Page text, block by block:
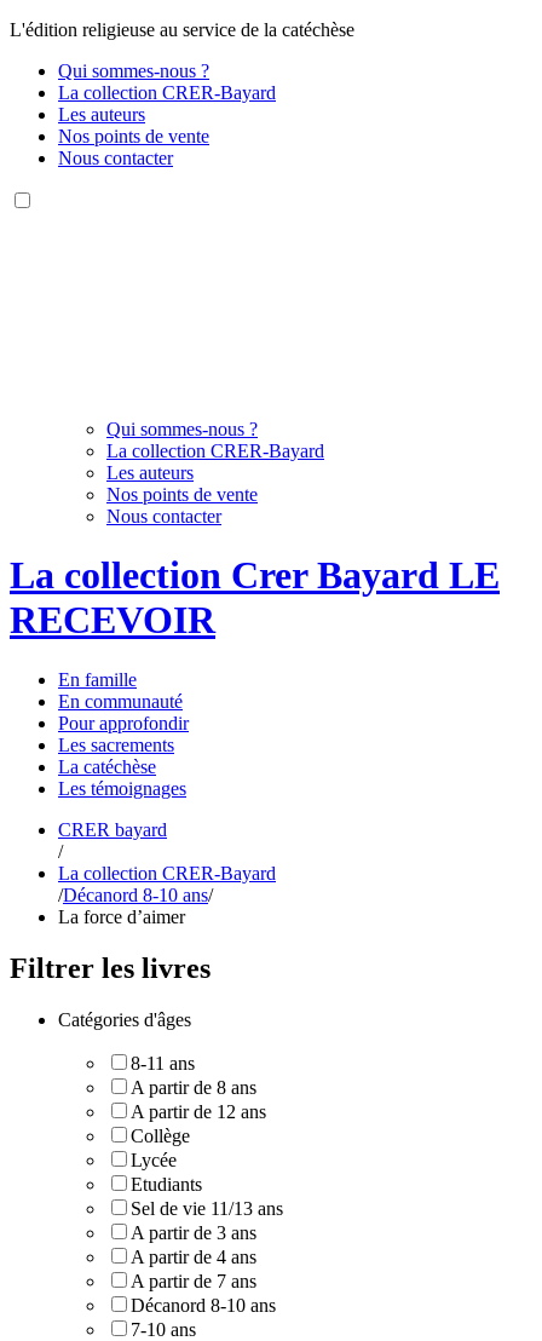
L'édition religieuse au service de la catéchèse
Qui sommes-nous ?
La collection CRER-Bayard
Les auteurs
Nos points de vente
Nous contacter
Qui sommes-nous ?
La collection CRER-Bayard
Les auteurs
Nos points de vente
Nous contacter
La collection Crer Bayard LE
RECEVOIR
En famille
En communauté
Pourapprofondir
Les sacrements
La catéchèse
Les témoignages
CRER bayard
/
La collection CRER-Bayard
/Décanord 8-10 ans/
La force d’aimer
Filtrer les livres
Catégories d'âges
8-11 ans
A partir de 8 ans
A partir de 12 ans
Collège
Lycée
Etudiants
Sel de vie 11/13 ans
A partir de 3 ans
A partir de 4 ans
A partir de 7 ans
Décanord 8-10 ans
7-10 ans